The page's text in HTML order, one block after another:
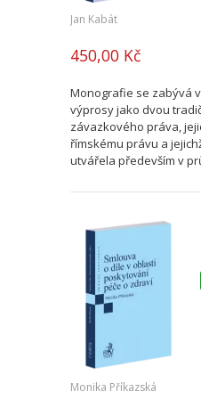
Jan Kabát
450,00 Kč
Monografie se zabývá
výprosy jako dvou
závazkového práva,
římskému právu a
utvářela především v
Monika Příkazská